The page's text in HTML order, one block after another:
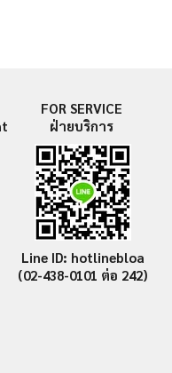
FOR SERVICE
ฝ่ายบริการ
Line ID: hotlinebloa
(02-438-0101 ต่อ 242)